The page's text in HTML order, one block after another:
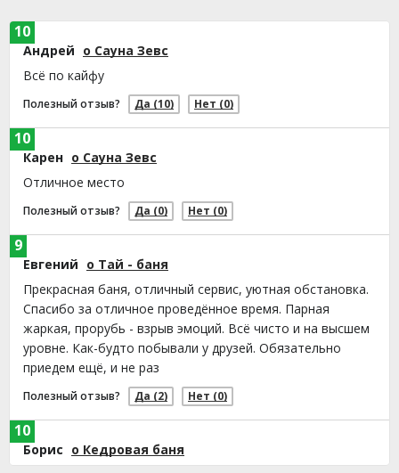
Андрей о Сауна Зевс
Всё по кайфу
Полезный отзыв? Да (10) Нет (0)
10
Карен о Сауна Зевс
Отличное место
Полезный отзыв? Да (0) Нет (0)
10
Евгений о Тай - баня
Прекрасная баня, отличный сервис, уютная обстановка.
Спасибо за отличное проведённое время. Парная
жаркая, прорубь - взрыв эмоций. Всё чисто и на высшем
уровне. Как-будто побывали у друзей. Обязательно
приедем ещё, и не раз
Полезный отзыв? Да (2) Нет (0)
9
Борис о Кедровая баня
10